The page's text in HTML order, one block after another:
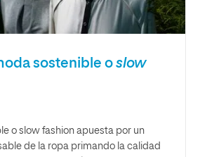
sostenible o slow
o slow fashion apuesta por un
de la ropa primando la calidad